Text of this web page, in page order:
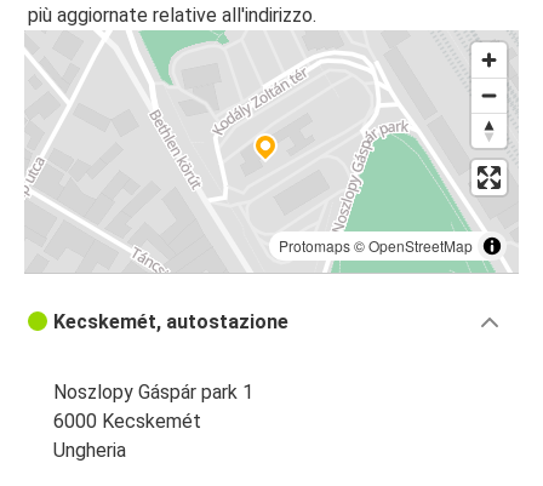
più aggiornate relative all'indirizzo.
Protomaps©OpenStreetMap
Kecskemét, autostazione
Noszlopy Gáspár park 1
6000 Kecskemét
Ungheria